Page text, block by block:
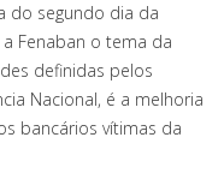
do segundo dia da
Fenaban o tema da
definidas pelos
Nacional, é a melhoria
bancários vítimas da